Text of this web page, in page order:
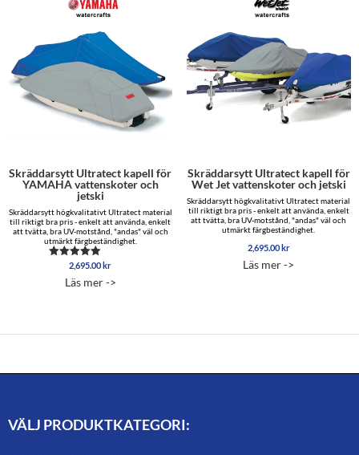
Skräddarsytt Ultratect kapell för
YAMAHA vattenskoter och
jetski
Skräddarsytt högkvalitativt Ultratect material
till riktigt bra pris - enkelt att använda, enkelt
att tvätta, bra UV-motstånd, "andas" väl och
utmärkt färgbeständighet.
Betygsatt
av 5
2,695.00 kr
Läs mer ->
Skräddarsytt Ultratect kapell för
Wet Jet vattenskoter och jetski
Skräddarsytt högkvalitativt Ultratect material
till riktigt bra pris - enkelt att använda, enkelt
att tvätta, bra UV-motstånd, "andas" väl och
utmärkt färgbeständighet.
2,695.00 kr
Läs mer ->
VÄLJ PRODUKTKATEGORI: